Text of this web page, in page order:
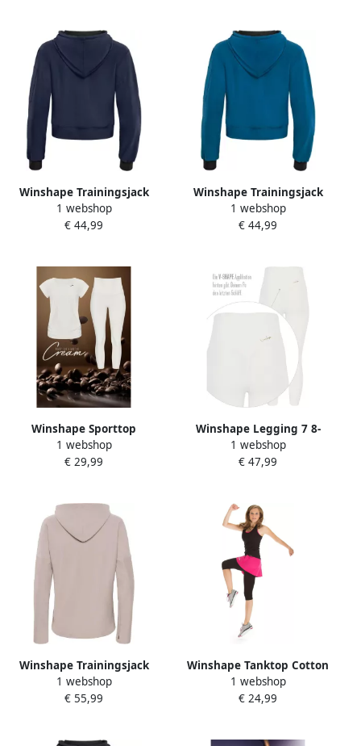
Winshape Trainingsjack
Functionele Comfort One
Pocket Jacket
1 webshop
€ 44,99
Winshape Trainingsjack
Functionele Comfort One
Pocket Jacket
1 webshop
€ 44,99
Winshape Sporttop
AET130LS Functional soft
and light
1 webshop
€ 29,99
Winshape Legging 7 8-
Tights HWL317C met v-
vorm applicatie en core-
1 webshop
€ 47,99
Winshape Trainingsjack
Functional Comfort Jacket
J008C
1 webshop
€ 55,99
Winshape Tanktop Cotton
Tanktop WVR24
1 webshop
€ 24,99